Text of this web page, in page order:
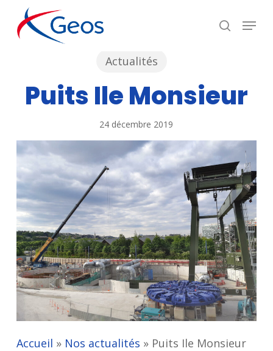
Menu
Actualités
Puits Ile Monsieur
24 décembre 2019
Accueil » Nos actualités » Puits Ile Monsieur